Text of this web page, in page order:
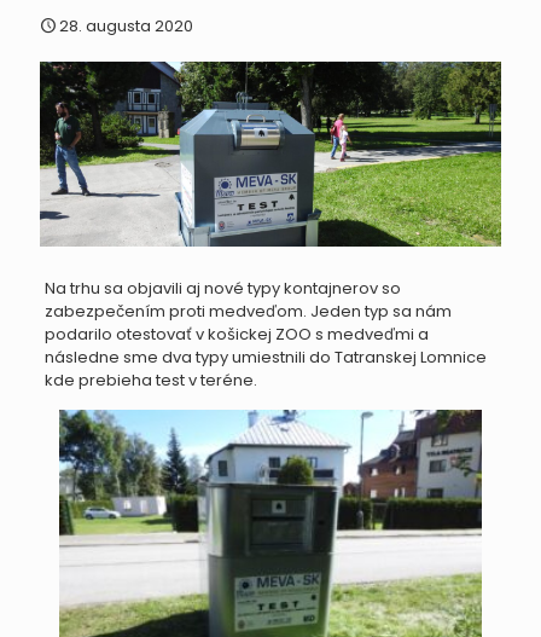
28. augusta 2020
Na trhu sa objavili aj nové typy kontajnerov so
zabezpečením proti medveďom. Jeden typ sa nám
podarilo otestovať v košickej ZOO s medveďmi a
následne sme dva typy umiestnili do Tatranskej Lomnice
kde prebieha test v teréne.